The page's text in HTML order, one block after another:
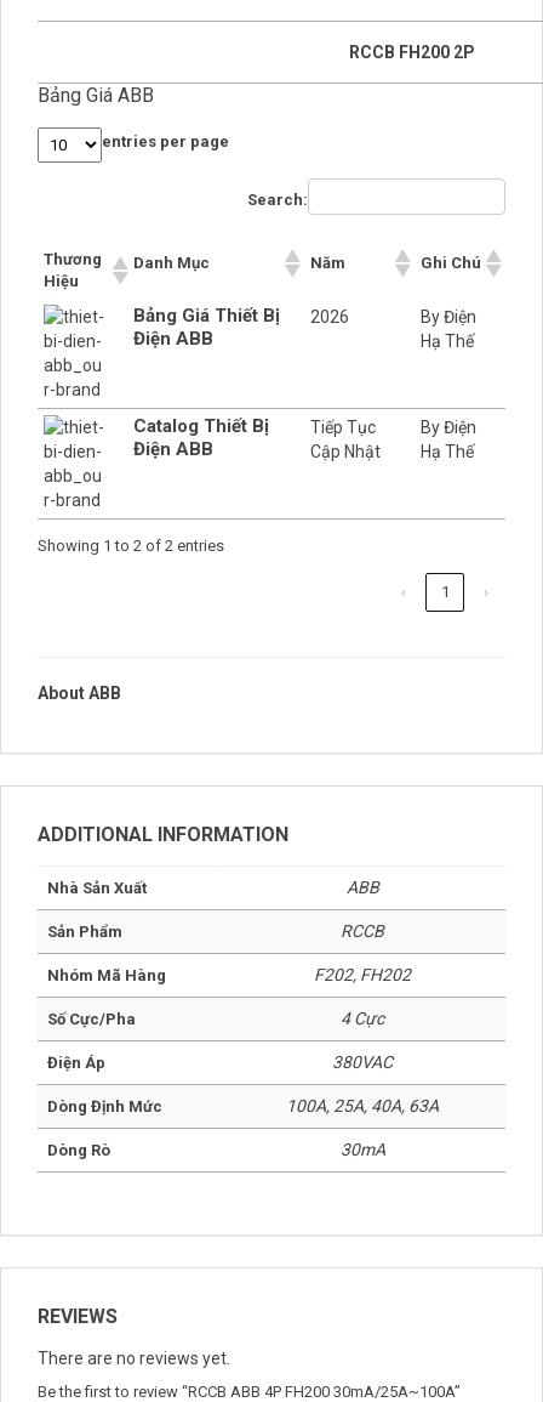
RCCB FH200 2P
Bảng Giá ABB
entries per page
Search:
Thương
Hiệu
Danh Mục Năm Ghi Chú
Bảng Giá Thiết Bị
Điện ABB
2026
By Điện
Hạ Thế
Catalog Thiết Bị
Điện ABB
Tiếp Tục
Cập Nhật
By Điện
Hạ Thế
Showing 1 to 2 of 2 entries
‹ 1 ›
About ABB
ADDITIONAL INFORMATION
Nhà Sản Xuất ABB
Sản Phẩm RCCB
Nhóm Mã Hàng F202, FH202
Số Cực/Pha 4 Cực
Điện Áp 380VAC
Dòng Định Mức 100A, 25A, 40A, 63A
Dòng Rò 30mA
REVIEWS
There are no reviews yet.
Be the first to review “RCCB ABB 4P FH200 30mA/25A~100A”